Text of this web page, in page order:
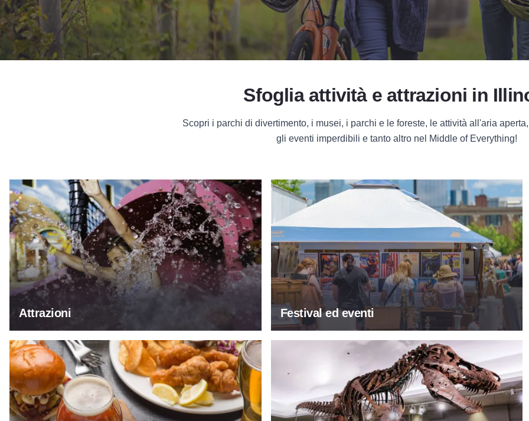
Sfoglia attività e attrazioni in
Scopri i parchi di divertimento, i musei, i parchi e le foreste, le attività all'aria
gli eventi imperdibili e tanto altro nel Middle of Everything!
Attrazioni
Attrazioni
Festival ed eventi
Festival ed eventi
Cibo e bevande